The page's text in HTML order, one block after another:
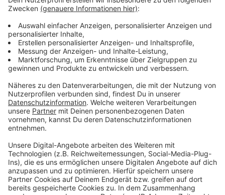
Stadtrat wird nächsten Monat endgültig über das
Anzeige
Anzeige
Längere Schnellbusse wegen Bahnstreik in Leverkusen
Wochen gegen Antisemitismus in Leverkusen
Schlaglöcher auf Leverkusener Straßen
Anzeige